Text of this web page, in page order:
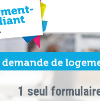
de
1 seul